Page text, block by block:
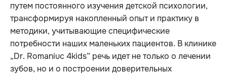
путем постоянного изучения детской психологии,
трансформируя накопленный опыт и практику в
методики, учитывающие специфические
потребности наших маленьких пациентов. В клинике
„Dr. Romaniuc 4kids” речь идет не только о лечении
зубов, но и о построении доверительных